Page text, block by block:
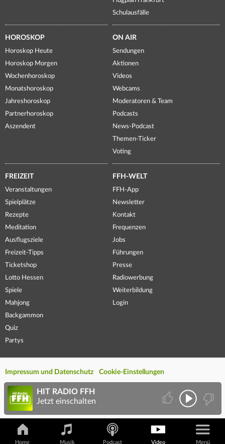
Schulausfälle
HOROSKOP
Horoskop Heute
Horoskop Morgen
Wochenhoroskop
Monatshoroskop
Jahreshoroskop
Partnerhoroskop
Aszendent
ON AIR
Sendungen
Aktionen
Videos
Webcams
Moderatoren & Team
Podcasts
News-Podcast
Themen-Ticker
Voting
FREIZEIT
Veranstaltungen
Spielplätze
Rezepte
Meditation
Ausflugsziele
Freizeit-Tipps
Ticketshop
Lotto Hessen
Spiele
Mahjong
Backgammon
Quiz
Partys
FFH-WELT
FFH-App
Newsletter
Kontakt
Frequenzen
Jobs
Führungen
Presse
Radiowerbung
Weiterbildung
Login
Impressum und Datenschutz Cookie-Einstellungen
Home Musik Podcast Video Menü
HIT RADIO FFH
Jetzt einschalten